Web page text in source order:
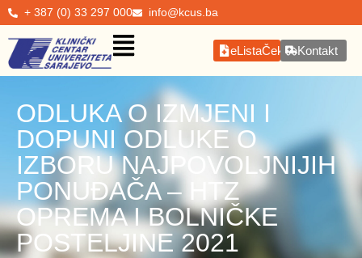
+ 387 (0) 33 297 000 info@kcus.ba
eListaČekanjaKontakt
ODLUKA O IZMJENI I
DOPUNI ODLUKE O
IZBORU NAJPOVOLJNIJIH
PONUĐAČA – HTZ
OPREMA I BOLNIČKE
POSTELJINE 2021